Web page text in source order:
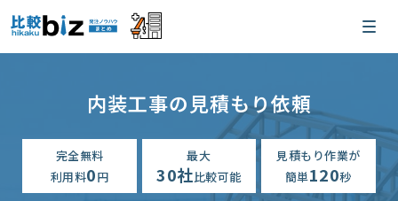
内装工事の見積もり依頼
完全無料
利用料0円
最大
30社比較可能
見積もり作業が
簡単120秒